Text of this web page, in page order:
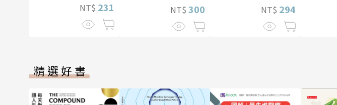
NT$ 231 NT$ 300 NT$ 294
精選好書